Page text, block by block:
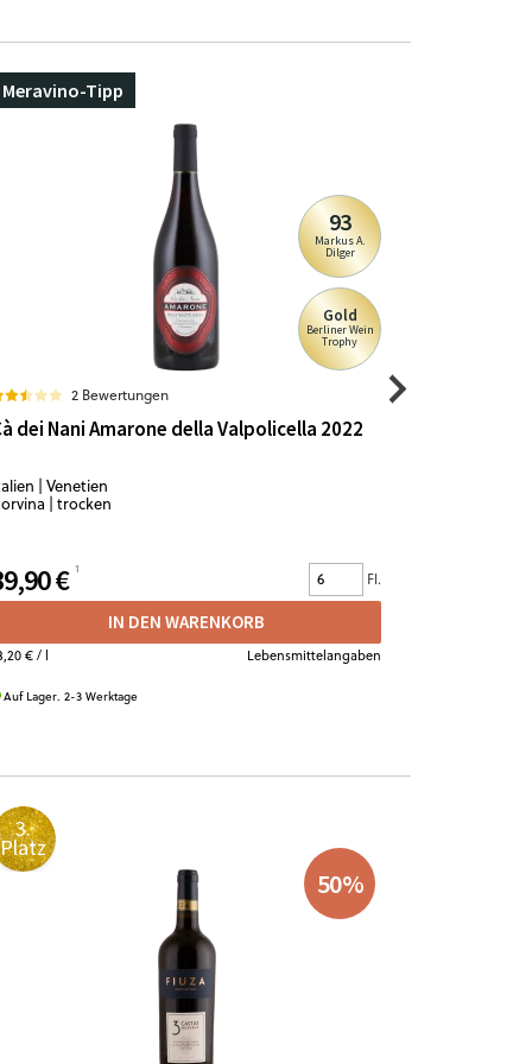
Meravino-Tipp
93
Markus A.
Dilger
Gold
Berliner Wein
Trophy
2 Bewertungen
dei Nani Amarone della Valpolicella 2022
| Venetien
| trocken
€ Fl.
IN DEN WARENKORB
€/ l Lebensmittelangaben
Auf Lager. 2-3 Werktage
3.
Platz
50%